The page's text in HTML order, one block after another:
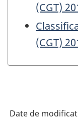
(CGT)
(CGT)
Date de